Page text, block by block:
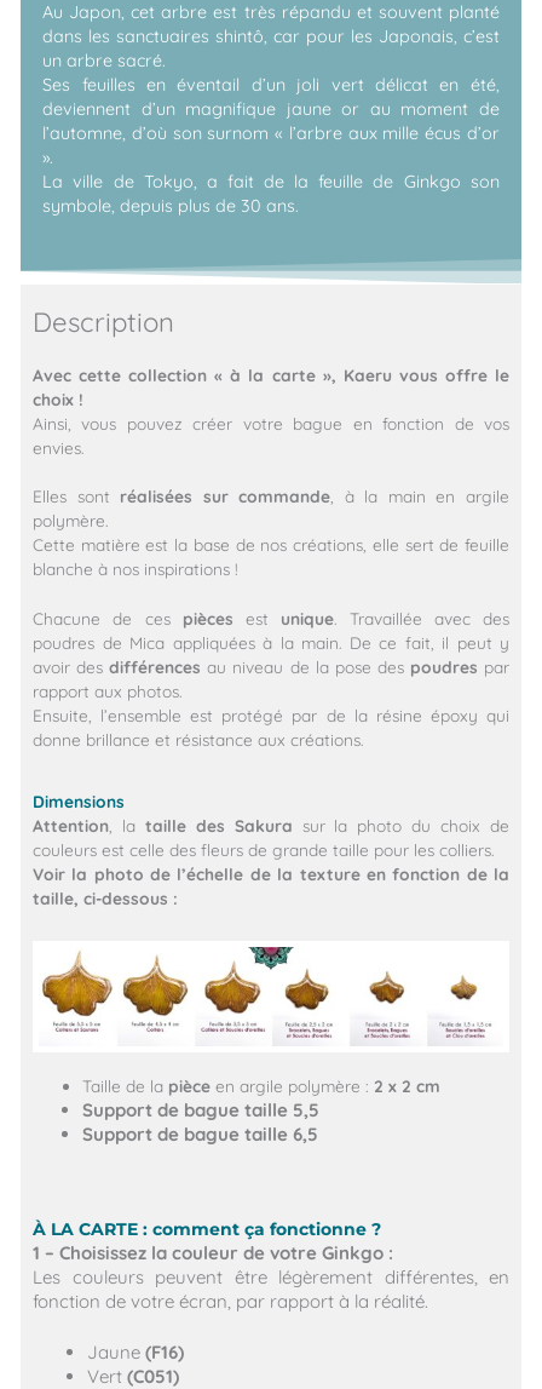
Au Japon, cet arbre est très répandu et souvent planté
dans les sanctuaires shintô, car pour les Japonais, c’est
un arbre sacré.
Ses feuilles en éventail d’un joli vert délicat en été,
deviennent d’un magnifique jaune or au moment de
l’automne, d’où son surnom « l’arbre aux mille écus d’or
».
La ville de Tokyo, a fait de la feuille de Ginkgo son
symbole, depuis plus de 30 ans.
Description
Avec cette collection « à la carte », Kaeru vous offre le
choix !
Ainsi, vous pouvez créer votre bague en fonction de vos
envies.
Elles sont réalisées sur commande , à la main en argile
polymère.
Cette matière est la base de nos créations, elle sert de feuille
blanche à nos inspirations !
Chacune de ces pièces est unique . Travaillée avec des
poudres de Mica appliquées à la main. De ce fait, il peut y
avoir desdifférences au niveau de la pose des poudres par
rapport aux photos.
Ensuite, l’ensemble est protégé par de la résine époxy qui
donne brillance et résistance aux créations.
Dimensions
Attention , la taille des Sakura sur la photo du choix de
couleurs est celle des fleurs de grande taille pour les colliers.
Voir la photo de l’échelle de la texture en fonction de la
taille, ci-dessous :
Taille de la pièce en argile polymère : 2 x 2 cm
Support de bague taille 5,5
Support de bague taille 6,5
À LA CARTE : comment ça fonctionne ?
1 – Choisissez la couleur de votre Ginkgo :
Les couleurs peuvent être légèrement différentes, en
fonction de votre écran, par rapport à la réalité.
Jaune (F16)
Vert (C051)